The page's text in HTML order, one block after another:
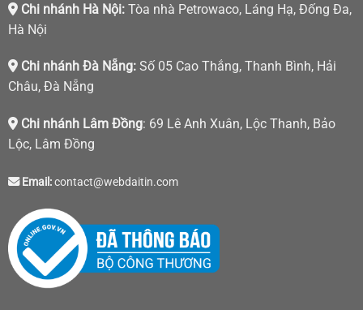
Chi nhánh Hà Nội:Tòa nhà Petrowaco, Láng Hạ, Đống Đa,
Hà Nội
Chi nhánh Đà Nẵng:Số 05 Cao Thắng, Thanh Bình, Hải
Châu, Đà Nẵng
Chi nhánh Lâm Đồng: 69 Lê Anh Xuân, Lộc Thanh, Bảo
Lộc, Lâm Đồng
Email:contact@webdaitin.com